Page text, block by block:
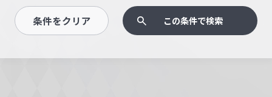
条件をクリア この条件で検索